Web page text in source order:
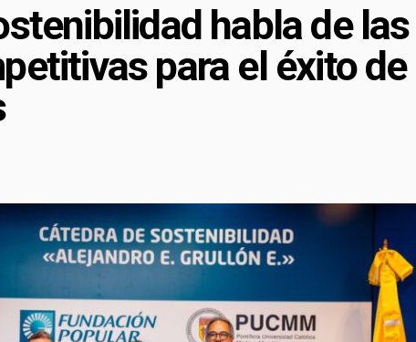
habla de las
para el éxito de